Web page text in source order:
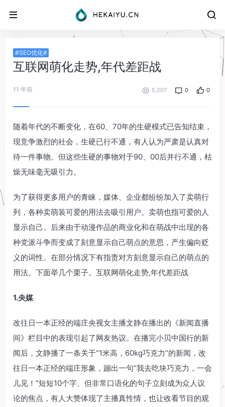
#SEO优化#
互联网萌化走势,年代差距战
11 年前 5,207 0 0
随着年代的不断变化，在60、70年的生硬模式已告知结束，
现竞争激烈的社会，生硬已行不通，有人认为严肃是认真对
待一件事物。但这些生硬的事物对于90、00后并行不通，枯
燥无味毫无吸引力。
为了获得更多用户的青睐，媒体、企业都纷纷加入了卖萌行
列，各种卖萌装可爱的用法去吸引用户。卖萌也指可爱的人
显示自己。后来由于动漫作品的商业化和在萌战中出现的各
种党派斗争而变成了刻意显示自己萌点的意思，产生偏向贬
义的词性。在部分情况下有指责对方刻意显示自己的萌点的
用法。下面举几个栗子。互联网萌化走势,年代差距战
1.央媒
改往日一本正经的端庄央视女主播文静在播出的《新闻直播
间》栏目中的表现引起了网友热议。在播完小贝中国行的新
闻后，文静播了一条关于“1米高，60kg巧克力”的新闻，改
往日一本正经的端庄形象，蹦出一句“我去吃块巧克力，一会
儿见！”短短10个字、但非常口语化的句子立刻成为众人议
论的焦点，有人大赞体现了主播真性情，也让收看节目的观